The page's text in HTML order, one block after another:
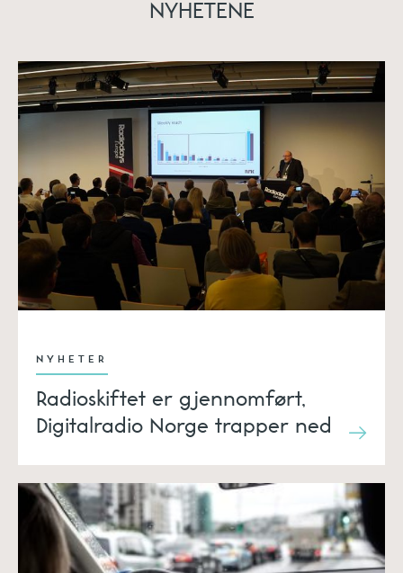
NYHETENE
NYHETER
Radioskiftet er gjennomført,
Digitalradio Norge trapper ned